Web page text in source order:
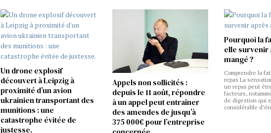
Un drone explosif
découvert à Leipzig à
proximité d’un avion
ukrainien transportant des
munitions : une
catastrophe évitée de
justesse.
Appels non sollicités :
depuis le 11 août, répondre
à un appel peut entraîner
des amendes de jusqu’à
375 000€ pour l’entreprise
Pourquoi la
elle survenir
mangé ?
Comprendre la
repas La
un repas peut
facteurs,
de digestion qui
considérable